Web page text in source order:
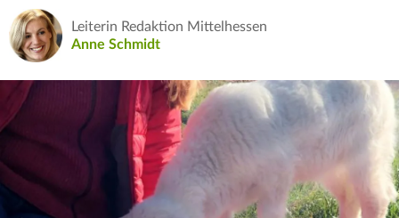
Leiterin Redaktion Mittelhessen
Anne Schmidt